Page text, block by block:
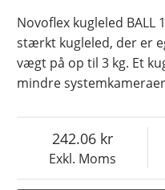
Novoflex kugleled
stærkt kugleled, der er
vægt på op til 3 kg. Et
mindre
Exkl. Moms
242.06